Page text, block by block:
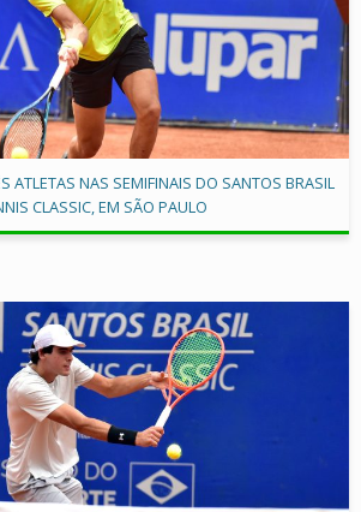
ATLETAS NAS SEMIFINAIS DO SANTOS BRASIL
CLASSIC, EM SÃO PAULO